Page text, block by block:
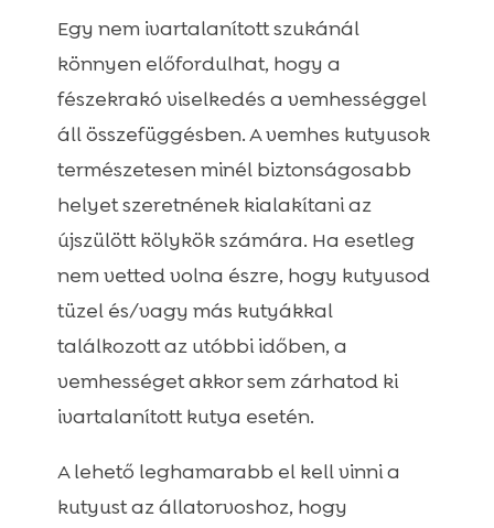
Egy nem ivartalanított szukánál
könnyen előfordulhat, hogy a
fészekrakó viselkedés a vemhességgel
áll összefüggésben. A vemhes kutyusok
természetesen minél biztonságosabb
helyet szeretnének kialakítani az
újszülött kölykök számára. Ha esetleg
nem vetted volna észre, hogy kutyusod
tüzel és/vagy más kutyákkal
találkozott az utóbbi időben, a
vemhességet akkor sem zárhatod ki
ivartalanított kutya esetén.
A lehető leghamarabb el kell vinni a
kutyust az állatorvoshoz, hogy